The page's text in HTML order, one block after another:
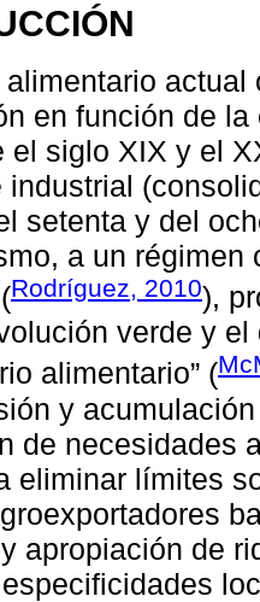
alimentario
en función de
el siglo XIX y el
industrial
setenta y del
a un
Rodríguez, 2010),
verde y
alimentario” (
y
de necesidades
eliminar límites
apropiación de